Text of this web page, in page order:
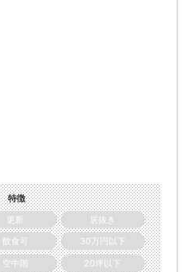
特徴
更新
居抜き
飲食可
30万円以下
空中階
20坪以下